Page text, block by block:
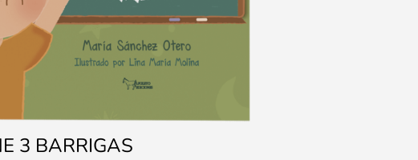
3 BARRIGAS